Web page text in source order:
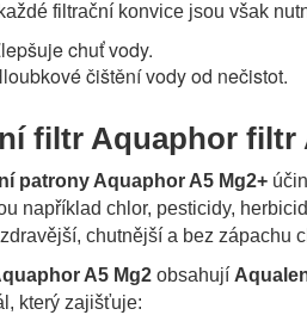
filtrační konvice jsou však
chuť vody.
čištění vody od nečistot.
filtr Aquaphor filtr
patrony Aquaphor A5 Mg2+
například chlor, pesticidy,
chutnější a bez zápachu
A5 Mg2 obsahují
který zajišťuje: